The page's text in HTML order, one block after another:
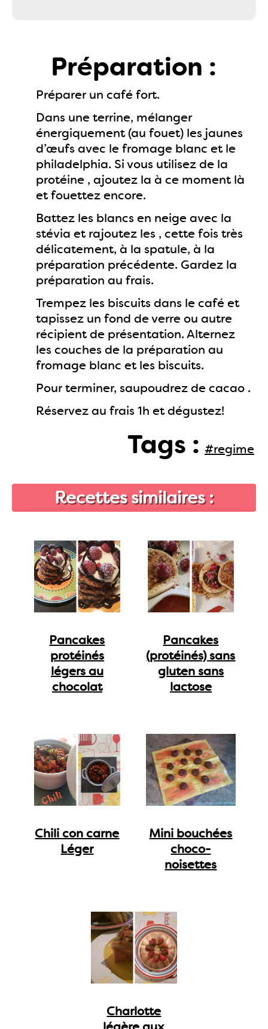
Préparation :
Préparer un café fort.
Dans une terrine, mélanger
énergiquement (au fouet) les jaunes
d’œufs avec le fromage blanc et le
philadelphia. Si vous utilisez de la
protéine , ajoutez la à ce moment là
et fouettez encore.
Battez les blancs en neige avec la
stévia et rajoutez les , cette fois très
délicatement, à la spatule, à la
préparation précédente. Gardez la
préparation au frais.
Trempez les biscuits dans le café et
tapissez un fond de verre ou autre
récipient de présentation. Alternez
les couches de la préparation au
fromage blanc et les biscuits.
Pour terminer, saupoudrez de cacao .
Réservez au frais 1h et dégustez!
Tags : #regime
Recettes similaires :
Pancakes
protéinés
légers au
chocolat
Pancakes
(protéinés) sans
gluten sans
lactose
Chili con carne
Léger
Mini bouchées
choco-
noisettes
Charlotte